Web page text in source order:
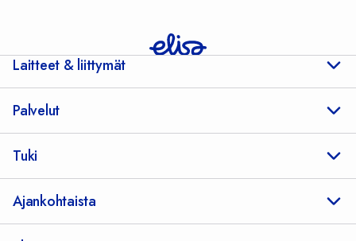
Laitteet & liittymät
Palvelut
Tuki
Ajankohtaista